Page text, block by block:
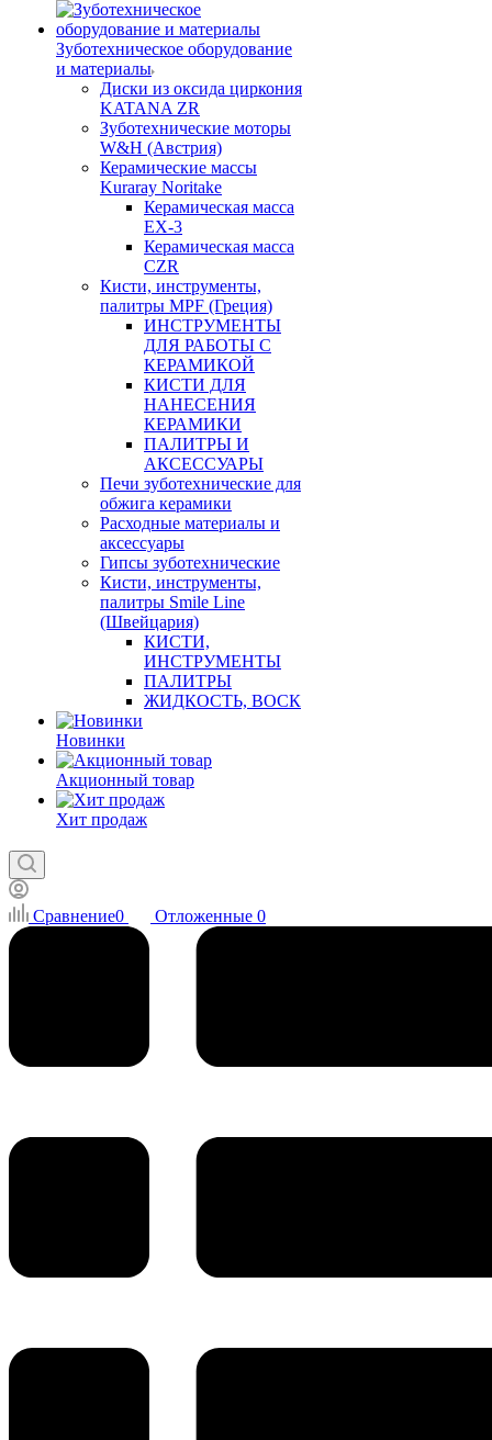
Зуботехническое оборудование
и материалы
Диски из оксида циркония
KATANA ZR
Зуботехнические моторы
W&H (Австрия)
Керамические массы
Kuraray Noritake
Керамическая масса
EX-3
Керамическая масса
CZR
Кисти, инструменты,
палитры MPF (Греция)
ИНСТРУМЕНТЫ
ДЛЯ РАБОТЫ С
КЕРАМИКОЙ
КИСТИ ДЛЯ
НАНЕСЕНИЯ
КЕРАМИКИ
ПАЛИТРЫ И
АКСЕССУАРЫ
Печи зуботехнические для
обжига керамики
Расходные материалы и
аксессуары
Гипсы зуботехнические
Кисти, инструменты,
палитры Smile Line
(Швейцария)
КИСТИ,
ИНСТРУМЕНТЫ
ПАЛИТРЫ
ЖИДКОСТЬ, ВОСК
Новинки
Акционный товар
Хит продаж
Сравнение0 Отложенные 0